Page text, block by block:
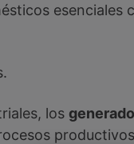
esenciales
los